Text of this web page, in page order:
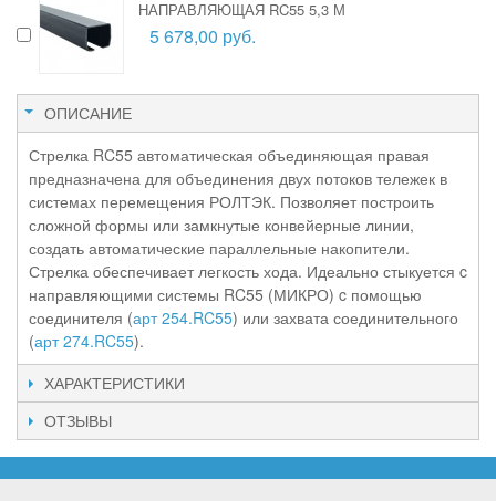
НАПРАВЛЯЮЩАЯ RC55 5,3 М
5 678,00 руб.
ОПИСАНИЕ
Стрелка RC55 автоматическая объединяющая правая
предназначена для объединения двух потоков тележек в
системах перемещения РОЛТЭК. Позволяет построить
сложной формы или замкнутые конвейерные линии,
создать автоматические параллельные накопители.
Стрелка обеспечивает легкость хода. Идеально стыкуется c
направляющими системы RC55 (МИКРО) c помощью
соединителя (арт 254.RC55) или захвата соединительного
(арт 274.RC55).
ХАРАКТЕРИСТИКИ
ОТЗЫВЫ